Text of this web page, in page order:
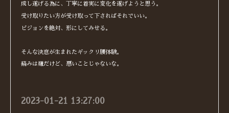
成し遂げる為に、丁寧に着実に変化を遂げようと思う。
受け取りたい方が受け取って下さればそれでいい。
ビジョンを絶対、形にしてみせる。
そんな決意が生まれたギックリ腰体験。
痛みは嫌だけど、悪いことじゃないな。
2023-01-21 13:27:00